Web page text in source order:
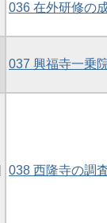
036 在外研修の
037 興福寺一乗
038 西隆寺の調